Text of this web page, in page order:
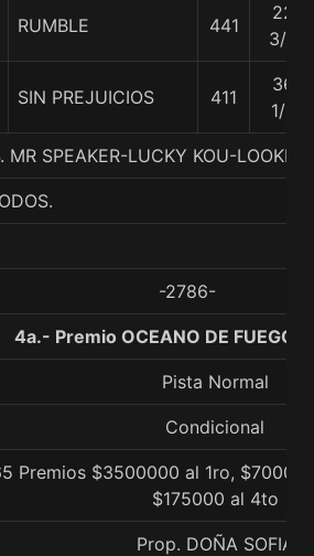
RUMBLE 441
22
3/4
SIN PREJUICIOS 411
36
1/2
MR SPEAKER-LUCKY KOU-LOOKIN
-2786-
4a.- Premio OCEANO DE FUEGO,
Pista Normal
Condicional
Premios $3500000 al 1ro,
$175000 al 4to
Prop. DOÑA SOFIA